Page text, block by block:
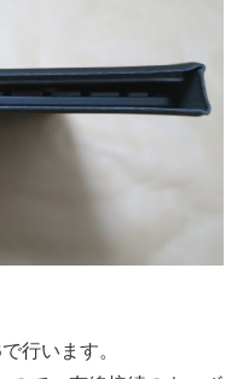
行います。